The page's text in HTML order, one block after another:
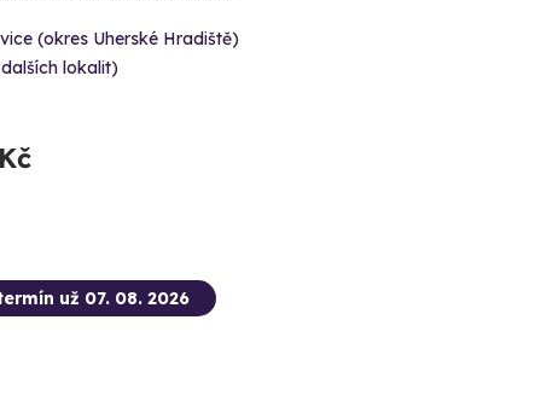
(okres Uherské Hradiště)
lokalit)
už 07. 08. 2026